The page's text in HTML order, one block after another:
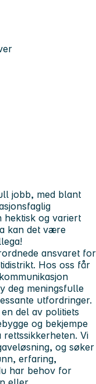
jobb, med blant
hektisk og variert
kan det være
ansvaret for
Hos oss får
deg meningsfulle
utfordringer.
del av politiets
og bekjempe
Vi
og søker
erfaring,
har behov for